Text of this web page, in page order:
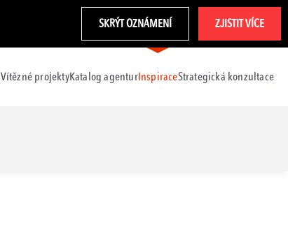
SKRÝT OZNÁMENÍ ZJISTIT VÍCE
Vítězné projektyKatalog agenturInspiraceStrategická konzultace